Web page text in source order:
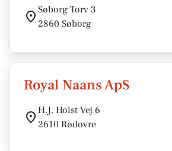
Søborg Torv 3
2860 Søborg
Royal Naans ApS
H.J. Holst Vej 6
2610 Rødovre